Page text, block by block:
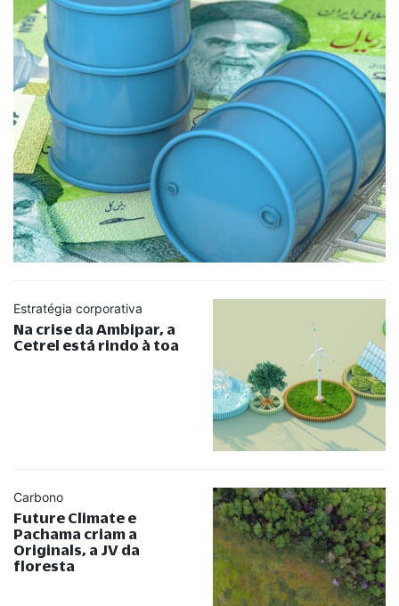
Estratégia corporativa
Na crise da Ambipar, a
Cetrel está rindo à toa
Carbono
Future Climate e
Pachama criam a
Originals, a JV da
floresta